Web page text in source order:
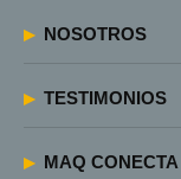
NOSOTROS
TESTIMONIOS
MAQ CONECTA